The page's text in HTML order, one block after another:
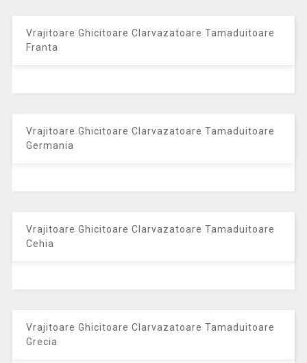
Vrajitoare Ghicitoare Clarvazatoare Tamaduitoare
Franta
Vrajitoare Ghicitoare Clarvazatoare Tamaduitoare
Germania
Vrajitoare Ghicitoare Clarvazatoare Tamaduitoare
Cehia
Vrajitoare Ghicitoare Clarvazatoare Tamaduitoare
Grecia